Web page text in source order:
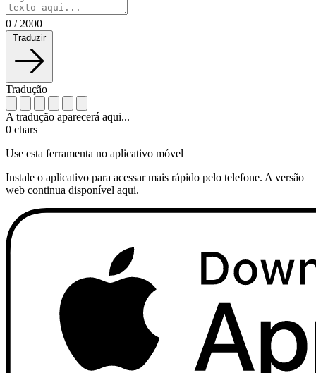
0 / 2000
Traduzir
Tradução
A tradução aparecerá aqui...
0 chars
Use esta ferramenta no aplicativo móvel
Instale o aplicativo para acessar mais rápido pelo telefone. A versão
web continua disponível aqui.